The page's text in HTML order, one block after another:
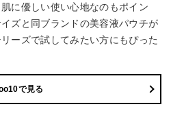
に優しい使い心地なのもポイン
ズと同ブランドの美容液パウチが
ーズで試してみたい方にもぴった
で見る